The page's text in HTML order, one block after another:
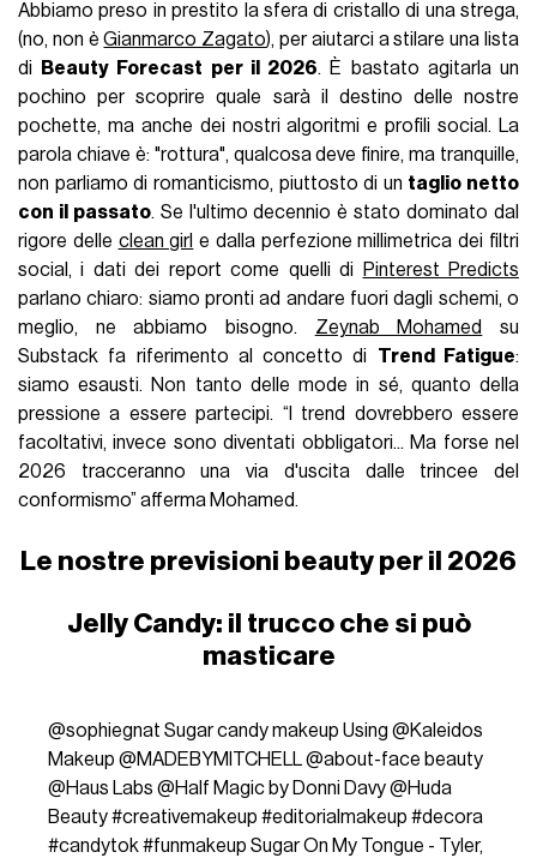
Abbiamo preso in prestito la sfera di cristallo di una strega,
(no, non èGianmarco Zagato), per aiutarci a stilare una lista
di
Beauty Forecast per il 2026. È bastato agitarla un
pochino per scoprire quale sarà il destino delle nostre
pochette, ma anche dei nostri algoritmi e profili social. La
parola chiave è: "rottura", qualcosa deve finire, ma tranquille,
non parliamo di romanticismo, piuttosto di un taglio netto
con il passato. Se l'ultimo decennio è stato dominato dal
rigore delle clean girl e dalla perfezione millimetrica dei filtri
social, i dati dei report come quelli di
Pinterest Predicts
parlano chiaro: siamo pronti ad andare fuori dagli schemi, o
meglio, ne abbiamo bisogno. Zeynab Mohamed
su
Substack fa riferimento al concetto di Trend Fatigue:
siamo esausti. Non tanto delle mode in sé, quanto della
pressione a essere partecipi. “I trend dovrebbero essere
facoltativi, invece sono diventati obbligatori... Ma forse nel
2026 tracceranno una via d'uscita dalle trincee del
conformismo” afferma Mohamed.
Le nostre previsioni beauty per il 2026
Jelly Candy: il trucco che si può
masticare
@sophiegnat Sugar candy makeup Using @Kaleidos
Makeup @MADEBYMITCHELL @about-face beauty
@Haus Labs @Half Magic by Donni Davy @Huda
Beauty#creativemakeup #editorialmakeup #decora
#candytok#funmakeup Sugar On My Tongue - Tyler,